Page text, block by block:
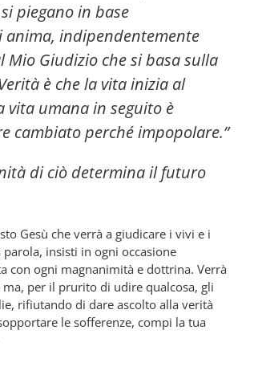
piegano in base
anima, indipendentemente
Mio Giudizio che si basa sulla
è che la vita inizia al
vita umana in seguito è
cambiato perché impopolare.”
di ciò determina il futuro
Gesù che verrà a giudicare i vivi e i
insisti in ogni occasione
con ogni magnanimità e dottrina. Verrà
per il prurito di udire qualcosa, gli
rifiutando di dare ascolto alla verità
le sofferenze, compi la tua